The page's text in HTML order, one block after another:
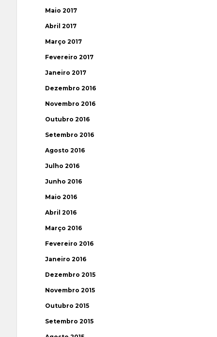
Maio 2017
Abril 2017
Março 2017
Fevereiro 2017
Janeiro 2017
Dezembro 2016
Novembro 2016
Outubro 2016
Setembro 2016
Agosto 2016
Julho 2016
Junho 2016
Maio 2016
Abril 2016
Março 2016
Fevereiro 2016
Janeiro 2016
Dezembro 2015
Novembro 2015
Outubro 2015
Setembro 2015